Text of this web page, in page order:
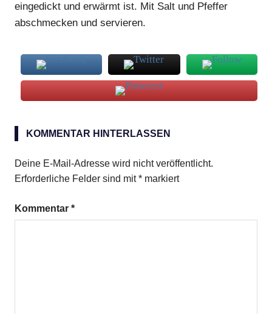
eingedickt und erwärmt ist. Mit Salt und Pfeffer
abschmecken und servieren.
Tuben
Tomaten
Tatar
KOMMENTAR HINTERLASSEN
Deine E-Mail-Adresse wird nicht veröffentlicht.
Erforderliche Felder sind mit* markiert
Kommentar *